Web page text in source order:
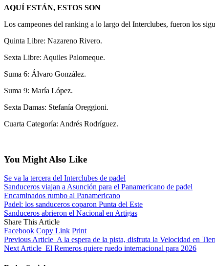
AQUÍ ESTÁN, ESTOS SON
Los campeones del ranking a lo largo del Interclubes, fueron los
Quinta Libre: Nazareno Rivero.
Sexta Libre: Aquiles Palomeque.
Suma 6: Álvaro González.
Suma 9: María López.
Sexta Damas: Stefanía Oreggioni.
Cuarta Categoría: Andrés Rodríguez.
You Might Also Like
Se va la tercera del Interclubes de padel
Sanduceros viajan a Asunción para el Panamericano de padel
Encaminados rumbo al Panamericano
Padel: los sanduceros coparon Punta del Este
Sanduceros abrieron el Nacional en Artigas
Share This Article
Facebook Copy Link Print
Previous Article A la espera de la pista, disfruta la Velocidad en
Next Article El Remeros quiere ruedo internacional para 2026